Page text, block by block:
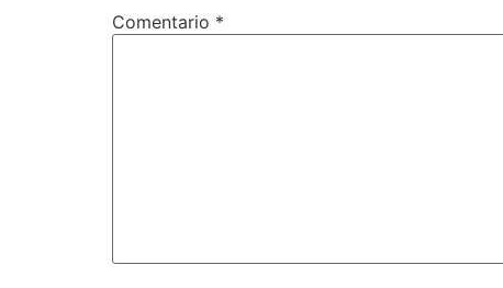
Comentario *